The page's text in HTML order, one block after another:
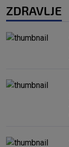
ZDRAVLJE